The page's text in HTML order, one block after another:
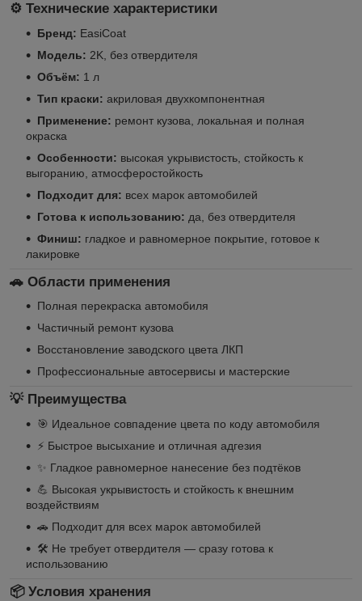
⚙️ Технические характеристики
Бренд: EasiCoat
Модель: 2K, без отвердителя
Объём: 1 л
Тип краски: акриловая двухкомпонентная
Применение: ремонт кузова, локальная и полная
окраска
Особенности: высокая укрывистость, стойкость к
выгоранию, атмосферостойкость
Подходит для: всех марок автомобилей
Готова к использованию: да, без отвердителя
Финиш: гладкое и равномерное покрытие, готовое к
лакировке
🚗 Области применения
Полная перекраска автомобиля
Частичный ремонт кузова
Восстановление заводского цвета ЛКП
Профессиональные автосервисы и мастерские
💡 Преимущества
🎯 Идеальное совпадение цвета по коду автомобиля
⚡ Быстрое высыхание и отличная адгезия
✨ Гладкое равномерное нанесение без подтёков
💪 Высокая укрывистость и стойкость к внешним
воздействиям
🚗 Подходит для всех марок автомобилей
🛠️ Не требует отвердителя — сразу готова к
использованию
📦 Условия хранения